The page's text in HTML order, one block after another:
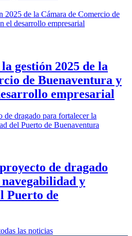
gestión 2025 de la
de Buenaventura y
empresarial
de dragado
y
Puerto de
las noticias